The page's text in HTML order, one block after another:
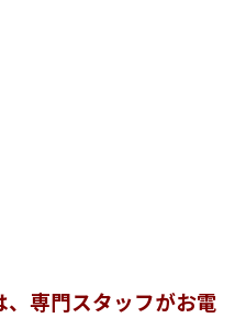
、専門スタッフがお電